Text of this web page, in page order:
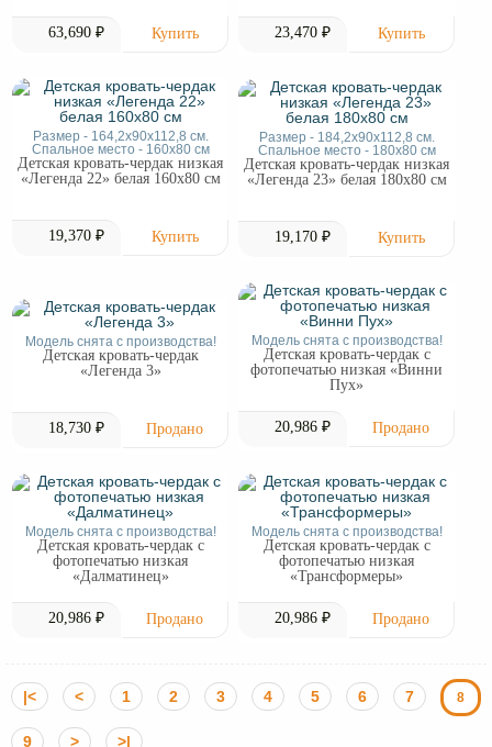
63,690 ₽ 23,470 ₽
Размер - 164,2х90х112,8 см.
Спальное место - 160x80 см
Детская кровать-чердак низкая
«Легенда 22» белая 160х80 см
19,370 ₽
Размер - 184,2х90х112,8 см.
Спальное место - 180x80 см
Детская кровать-чердак низкая
«Легенда 23» белая 180х80 см
19,170 ₽
Модель снята с производства!
Детская кровать-чердак
«Легенда 3»
18,730 ₽
Модель снята с производства!
Детская кровать-чердак с
фотопечатью низкая «Винни
Пух»
20,986 ₽
Модель снята с производства!
Детская кровать-чердак с
фотопечатью низкая
«Далматинец»
20,986 ₽
Модель снята с производства!
Детская кровать-чердак с
фотопечатью низкая
«Трансформеры»
20,986 ₽
|< < 1 2 3 4 5 6 7 8
9 > >|